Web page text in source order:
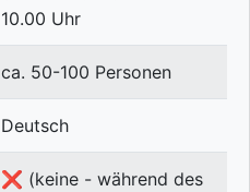
10.00 Uhr
ca. 50-100 Personen
Deutsch
❌ (keine - während des